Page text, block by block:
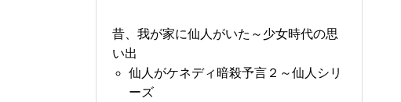
昔、我が家に仙人がいた～少女時代の思
い出
仙人がケネディ暗殺予言２～仙人シリ
ーズ